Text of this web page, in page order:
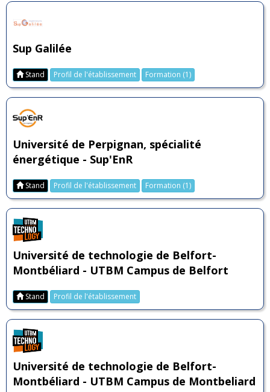
Sup Galilée
Stand Profil de l'établissement Formation (1)
Université de Perpignan, spécialité
énergétique - Sup'EnR
Stand Profil de l'établissement Formation (1)
Université de technologie de Belfort-
Montbéliard - UTBM Campus de Belfort
Stand Profil de l'établissement
Université de technologie de Belfort-
Montbéliard - UTBM Campus de Montbeliard